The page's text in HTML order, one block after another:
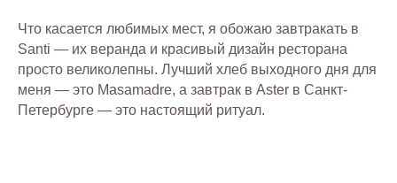
Что касается любимых мест, я обожаю завтракать в
Santi — их веранда и красивый дизайн ресторана
просто великолепны. Лучший хлеб выходного дня для
меня — это Masamadre, а завтрак в Aster в Санкт-
Петербурге — это настоящий ритуал.